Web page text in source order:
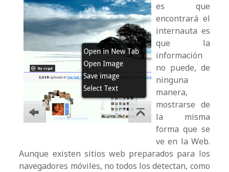
es que
encontrará el
internauta es
que la
información
no puede, de
ninguna
manera,
mostrarse de
la misma
forma que se
ve en la Web.
Aunque existen sitios web preparados para los
navegadores móviles, no todos los detectan, como